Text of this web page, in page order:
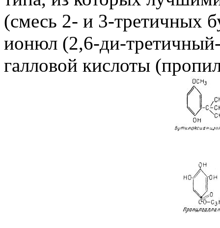
(смесь 2- и 3-третичных
ионюл (2,6-ди-
галловой кислоты